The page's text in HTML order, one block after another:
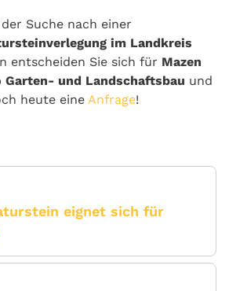
Suche nach einer
im Landkreis
entscheiden Sie sich für Mazen
Garten- und Landschaftsbau und
heute eine Anfrage!
eignet sich für